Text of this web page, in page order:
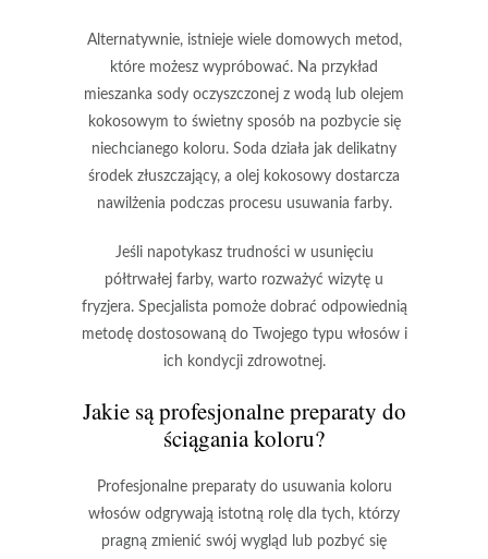
Alternatywnie, istnieje wiele domowych metod,
które możesz wypróbować. Na przykład
mieszanka sody oczyszczonej z wodą lub olejem
kokosowym to świetny sposób na pozbycie się
niechcianego koloru. Soda działa jak delikatny
środek złuszczający, a olej kokosowy dostarcza
nawilżenia podczas procesu usuwania farby.
Jeśli napotykasz trudności w usunięciu
półtrwałej farby, warto rozważyć wizytę u
fryzjera. Specjalista pomoże dobrać odpowiednią
metodę dostosowaną do Twojego typu włosów i
ich kondycji zdrowotnej.
Jakie są profesjonalne preparaty do
ściągania koloru?
Profesjonalne preparaty do usuwania koloru
włosów odgrywają istotną rolę dla tych, którzy
pragną zmienić swój wygląd lub pozbyć się